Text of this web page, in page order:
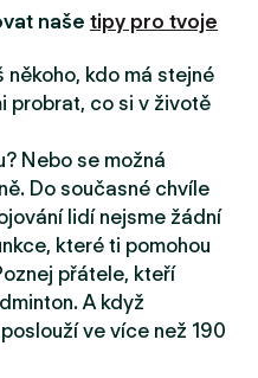
naše tipy pro tvoje
kdo má stejné
probrat, co si v životě
Nebo se možná
Do současné chvíle
lidí nejsme žádní
které ti pomohou
přátele, kteří
A když
ve více než 190